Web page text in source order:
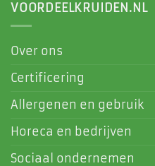
VOORDEELKRUIDEN.NL
Over ons
Certificering
Allergenen en gebruik
Horeca en bedrijven
Sociaal ondernemen